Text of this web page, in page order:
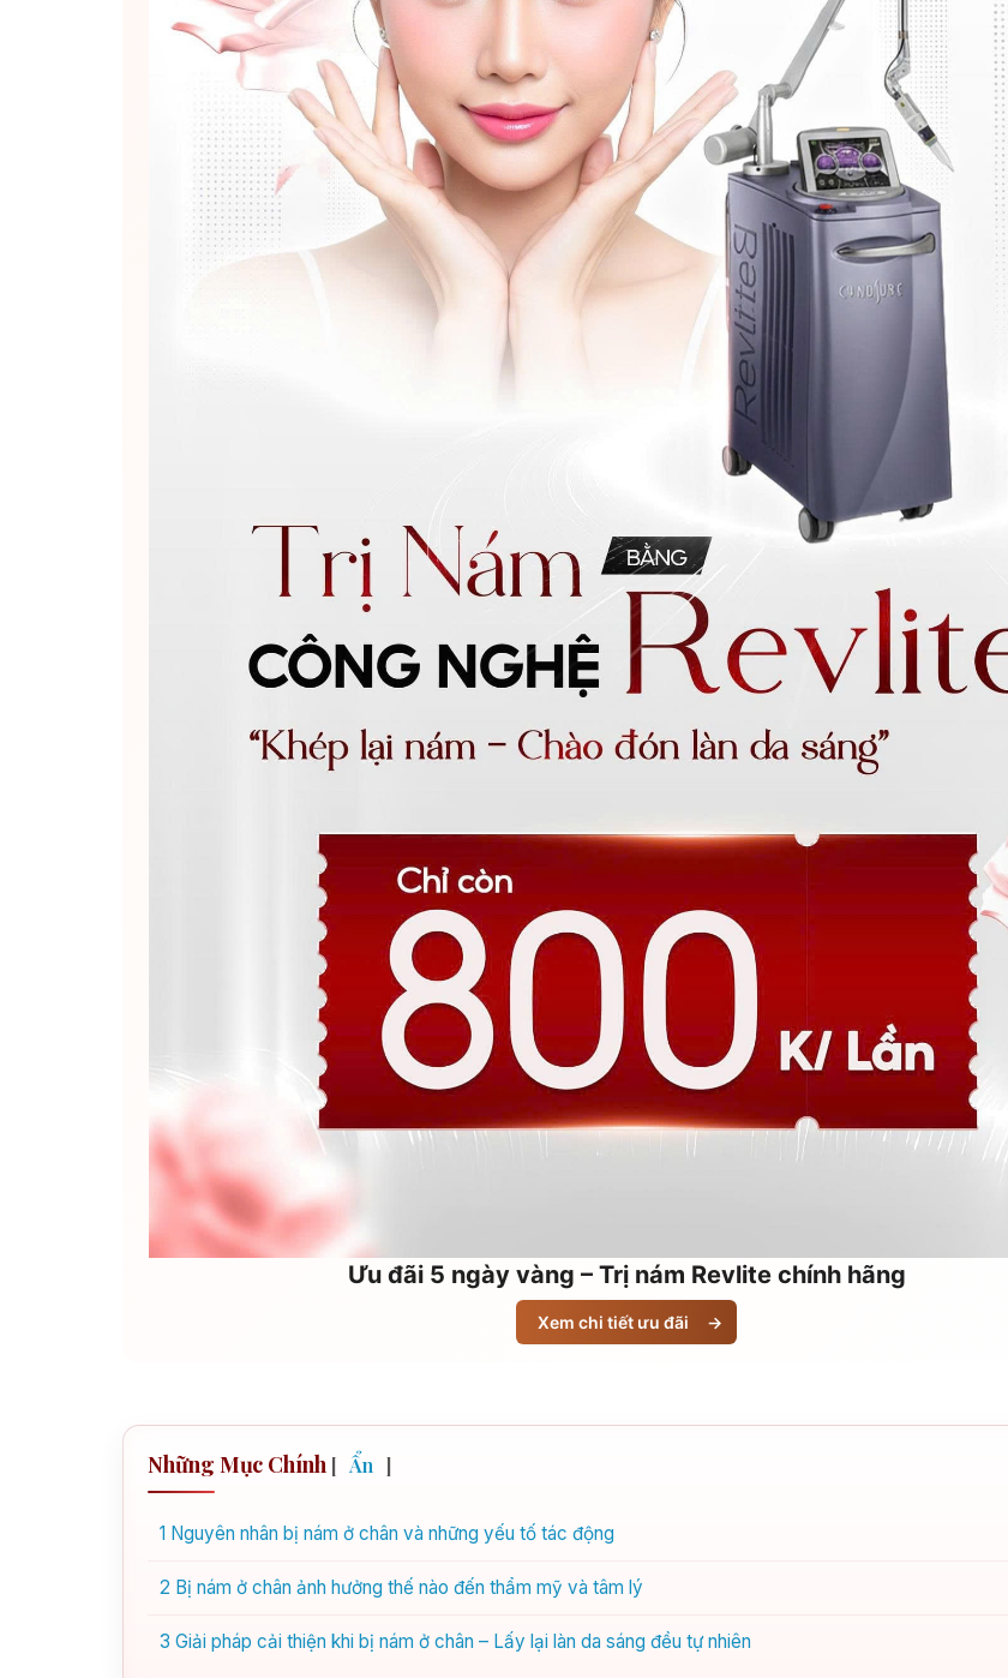
Ưu đãi 5 ngày vàng – Trị nám Revlite chính hãng
Xem chi tiết ưu đãi →
Những Mục Chính [ Ẩn ]
1 Nguyên nhân bị nám ở chân và những yếu tố tác động
2 Bị nám ở chân ảnh hưởng thế nào đến thẩm mỹ và tâm lý
3 Giải pháp cải thiện khi bị nám ở chân – Lấy lại làn da sáng đều tự nhiên